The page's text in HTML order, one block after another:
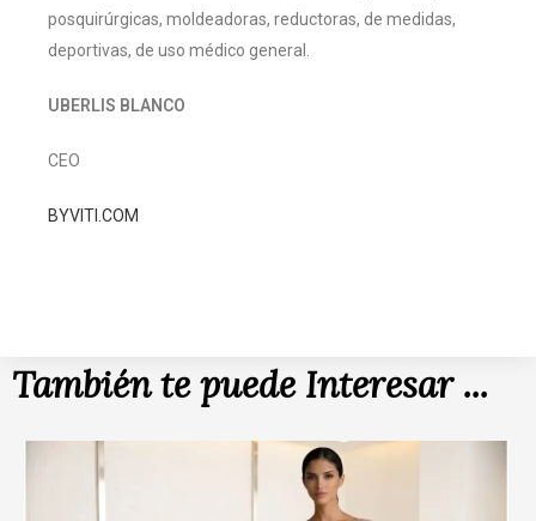
posquirúrgicas, moldeadoras, reductoras, de medidas,
deportivas, de uso médico general.
UBERLIS BLANCO
CEO
BYVITI.COM
También te puede Interesar ...